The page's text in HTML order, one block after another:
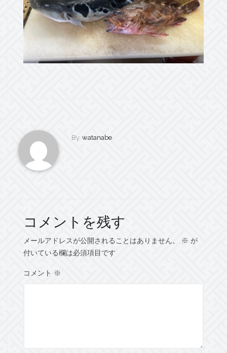
By watanabe
コメントを残す
メールアドレスが公開されることはありません。 ※ が
付いている欄は必須項目です
コメント ※